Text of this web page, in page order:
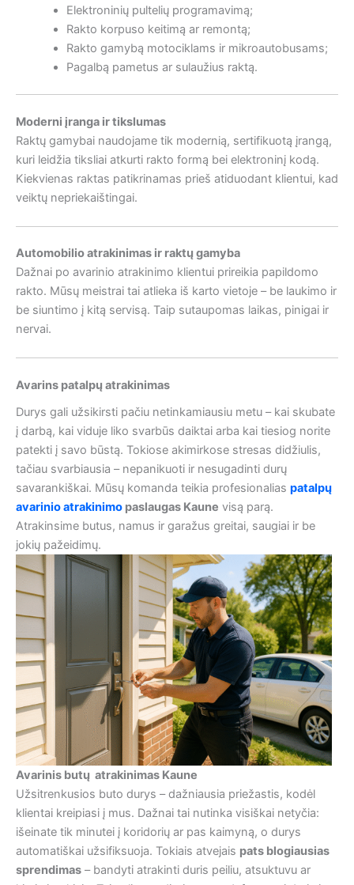
Elektroninių pultelių programavimą;
Rakto korpuso keitimą ar remontą;
Rakto gamybą motociklams ir mikroautobusams;
Pagalbą pametus ar sulaužius raktą.
Moderni įranga ir tikslumas
Raktų gamybai naudojame tik modernią, sertifikuotą įrangą,
kuri leidžia tiksliai atkurti rakto formą bei elektroninį kodą.
Kiekvienas raktas patikrinamas prieš atiduodant klientui, kad
veiktų nepriekaištingai.
Automobilio atrakinimas ir raktų gamyba
Dažnai po avarinio atrakinimo klientui prireikia papildomo
rakto. Mūsų meistrai tai atlieka iš karto vietoje – be laukimo ir
be siuntimo į kitą servisą. Taip sutaupomas laikas, pinigai ir
nervai.
Avarins patalpų atrakinimas
Durys gali užsikirsti pačiu netinkamiausiu metu – kai skubate
į darbą, kai viduje liko svarbūs daiktai arba kai tiesiog norite
patekti į savo būstą. Tokiose akimirkose stresas didžiulis,
tačiau svarbiausia – nepanikuoti ir nesugadinti durų
savarankiškai. Mūsų komanda teikia profesionalias patalpų
avarinio atrakinimo paslaugas Kaune visą parą.
Atrakinsime butus, namus ir garažus greitai, saugiai ir be
jokių pažeidimų.
Avarinis butų atrakinimas Kaune
Užsitrenkusios buto durys – dažniausia priežastis, kodėl
klientai kreipiasi į mus. Dažnai tai nutinka visiškai netyčia:
išeinate tik minutei į koridorių ar pas kaimyną, o durys
automatiškai užsifiksuoja. Tokiais atvejais pats blogiausias
sprendimas – bandyti atrakinti duris peiliu, atsuktuvu ar